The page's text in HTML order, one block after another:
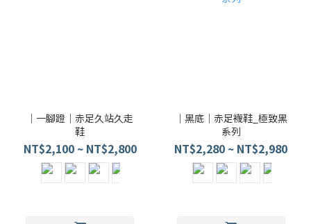
｜一腳蹬｜赤足久站久走
鞋
NT$2,100 ~ NT$2,800
｜黑底｜赤足襪鞋_極致黑
系列
NT$2,280 ~ NT$2,980